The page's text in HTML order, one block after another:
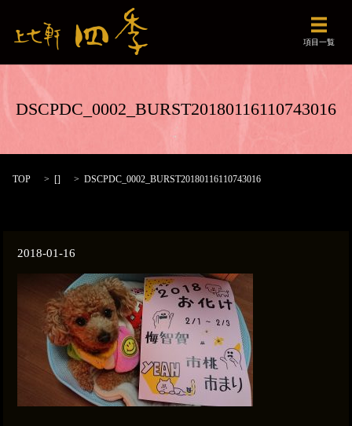
メニュ
項目一覧
DSCPDC_0002_BURST20180116110743016
TOP [] DSCPDC_0002_BURST20180116110743016
2018-01-16